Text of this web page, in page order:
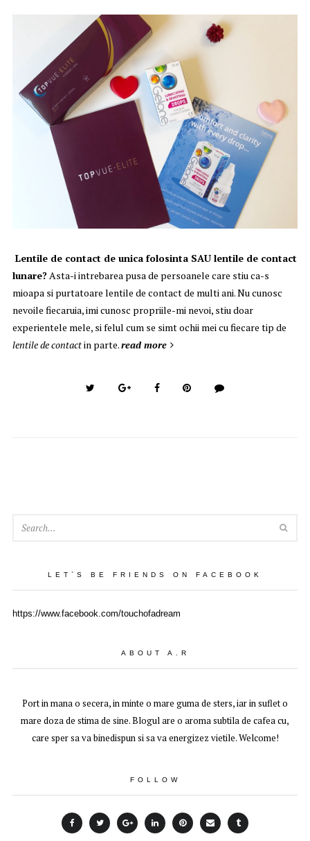
Lentile de contact de unica folosinta SAU lentile de contact
lunare?Asta-i intrebarea pusa de persoanele care stiu ca-s
mioapa si purtatoare lentile de contact de multi ani. Nu cunosc
nevoile fiecaruia, imi cunosc propriile-mi nevoi, stiu doar
experientele mele, si felul cum se simt ochii mei cu fiecare tip de
lentile de contactin parte.read more
LET`S BE FRIENDS ON FACEBOOK
https://www.facebook.com/touchofadream
ABOUT A.R
Port in mana o secera, in minte o mare guma de sters, iar in suflet o
mare doza de stima de sine. Blogul are o aroma subtila de cafea cu,
care sper sa va binedispun si sa va energizez vietile. Welcome!
FOLLOW